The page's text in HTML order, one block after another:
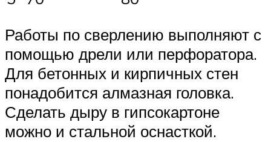
Работы по сверлению выполняют с
помощью дрели или перфоратора.
Для бетонных и кирпичных стен
понадобится алмазная головка.
Сделать дыру в гипсокартоне
можно и стальной оснасткой.